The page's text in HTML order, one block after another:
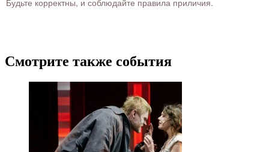
Будьте корректны, и соблюдайте правила приличия.
Смотрите также события